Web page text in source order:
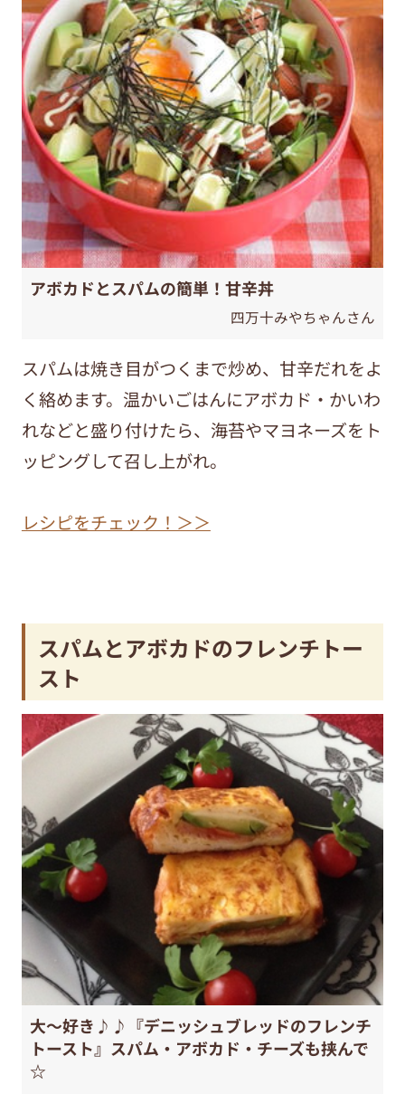
アボカドとスパムの簡単！甘辛丼
四万十みやちゃんさん
スパムは焼き目がつくまで炒め、甘辛だれをよ
く絡めます。温かいごはんにアボカド・かいわ
れなどと盛り付けたら、海苔やマヨネーズをト
ッピングして召し上がれ。
レシピをチェック！＞＞
スパムとアボカドのフレンチトー
スト
大〜好き♪♪『デニッシュブレッドのフレンチ
トースト』スパム・アボカド・チーズも挟んで
☆